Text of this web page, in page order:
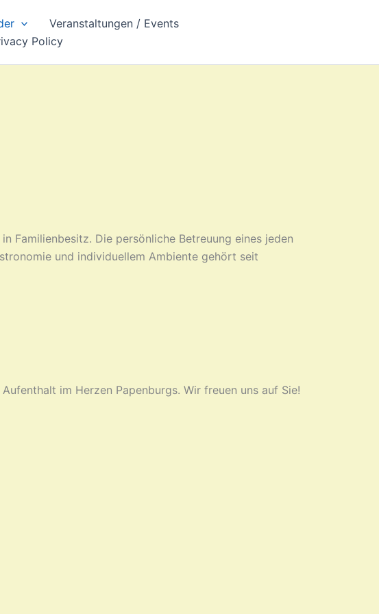
Veranstaltungen / Events
Policy
Familienbesitz. Die persönliche Betreuung eines jeden
und individuellem Ambiente gehört seit
im Herzen Papenburgs. Wir freuen uns auf Sie!